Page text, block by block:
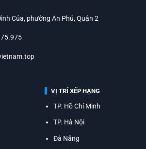
Của, phường An Phú, Quận 2
VỊ TRÍ XẾP HẠNG
TP. Hồ Chí Minh
TP. Hà Nội
Đà Nẵng